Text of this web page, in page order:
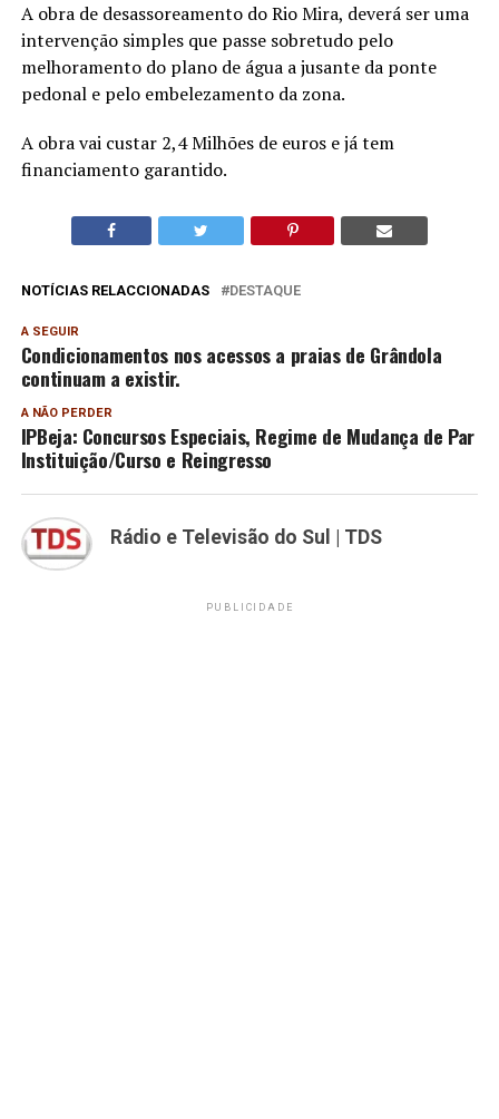
A obra de desassoreamento do Rio Mira, deverá ser uma
intervenção simples que passe sobretudo pelo
melhoramento do plano de água a jusante da ponte
pedonal e pelo embelezamento da zona.
A obra vai custar 2,4 Milhões de euros e já tem
financiamento garantido.
NOTÍCIAS RELACCIONADAS DESTAQUE
A SEGUIR
Condicionamentos nos acessos a praias de Grândola
continuam a existir.
A NÃO PERDER
IPBeja: Concursos Especiais, Regime de Mudança de Par
Instituição/Curso e Reingresso
Rádio e Televisão do Sul | TDS
PUBLICIDADE